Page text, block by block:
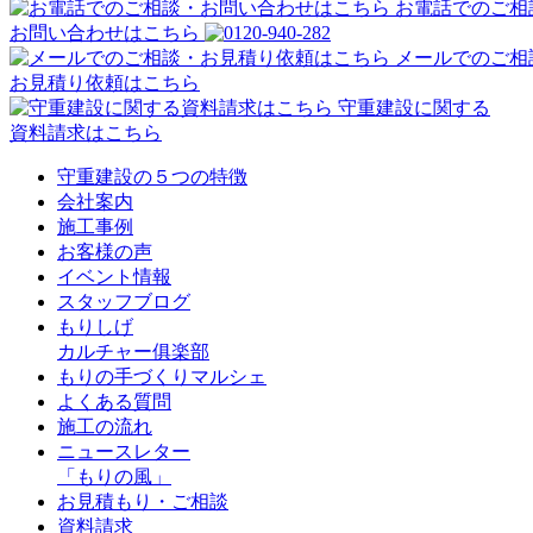
お電話でのご相
お問い合わせはこちら
メールでのご相
お見積り依頼はこちら
守重建設に関する
資料請求はこちら
守重建設の５つの特徴
会社案内
施工事例
お客様の声
イベント情報
スタッフブログ
もりしげ
カルチャー俱楽部
もりの手づくりマルシェ
よくある質問
施工の流れ
ニュースレター
「もりの風」
お見積もり・ご相談
資料請求